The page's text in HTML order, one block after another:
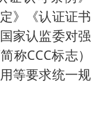
》《认证证书
家认监委对强
称CCC标志）
等要求统一规